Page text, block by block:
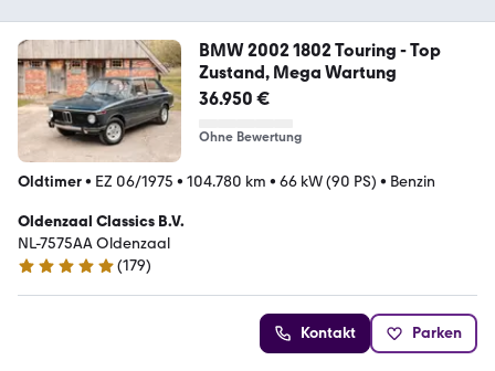
BMW 2002 1802 Touring - Top
Zustand, Mega Wartung
36.950 €
Ohne Bewertung
Oldtimer• EZ 06/1975 • 104.780 km • 66 kW (90 PS) • Benzin
Oldenzaal Classics B.V.
NL-7575AA Oldenzaal
4.9 Sterne
(179)
Kontakt Parken